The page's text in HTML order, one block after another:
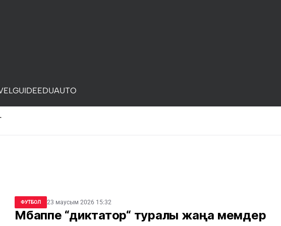
GUIDEEDUAUTO
ФУТБОЛ 23 маусым 2026 15:32
Мбаппе “диктатор“ туралы жаңа мемдер